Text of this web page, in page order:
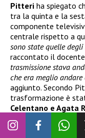
Pitteri ha spiegato
tra la quinta e la
componente
centrale rispetto a
sono state quelle
raccontato il
trasmissione stava
che era meglio
aggiunto. Secondo
trasformazione è
Celentano e Agata
vicenda rimasta
affezionati.